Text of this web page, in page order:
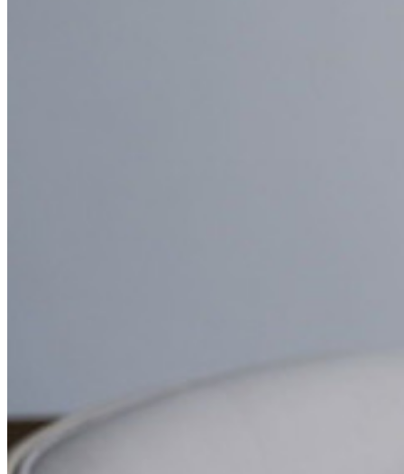
Comienza gratis
ventas